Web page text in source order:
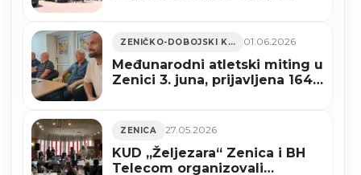
ZENIČKO-DOBOJSKI KANTON 01.06.2026
Međunarodni atletski miting u
Zenici 3. juna, prijavljena 164
ZENICA 27.05.2026
KUD „Željezara“ Zenica i BH
Telecom organizovali